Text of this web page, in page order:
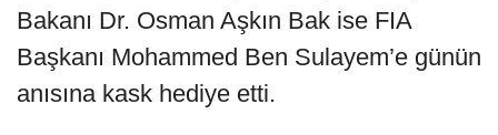
Bakanı Dr. Osman Aşkın Bak ise FIA
Başkanı Mohammed Ben Sulayem’e günün
anısına kask hediye etti.